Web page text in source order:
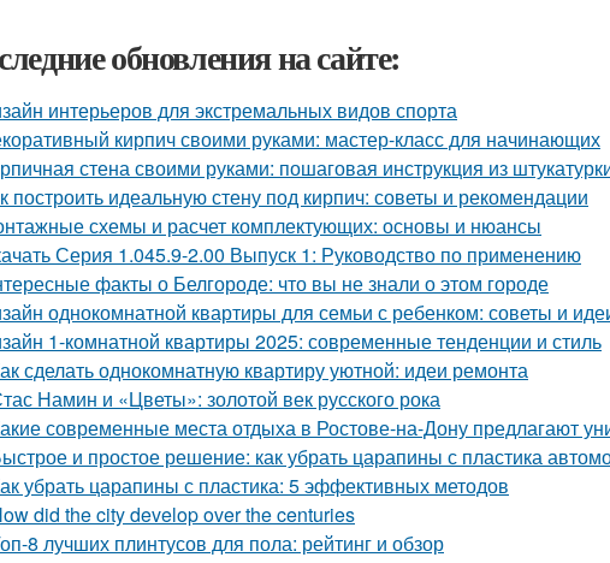
обновления на сайте:
интерьеров для экстремальных видов спорта
кирпич своими руками: мастер-класс для начинающих
стена своими руками: пошаговая инструкция из
построить идеальную стену под кирпич: советы и рекомендации
схемы и расчет комплектующих: основы и нюансы
Серия 1.045.9-2.00 Выпуск 1: Руководство по применению
факты о Белгороде: что вы не знали о этом городе
однокомнатной квартиры для семьи с ребенком: советы и
1-комнатной квартиры 2025: современные тенденции и стиль
сделать однокомнатную квартиру уютной: идеи ремонта
Намин и «Цветы»: золотой век русского рока
современные места отдыха в Ростове-на-Дону предлагают
и простое решение: как убрать царапины с пластика
убрать царапины с пластика: 5 эффективных методов
did the city develop over the centuries
8 лучших плинтусов для пола: рейтинг и обзор